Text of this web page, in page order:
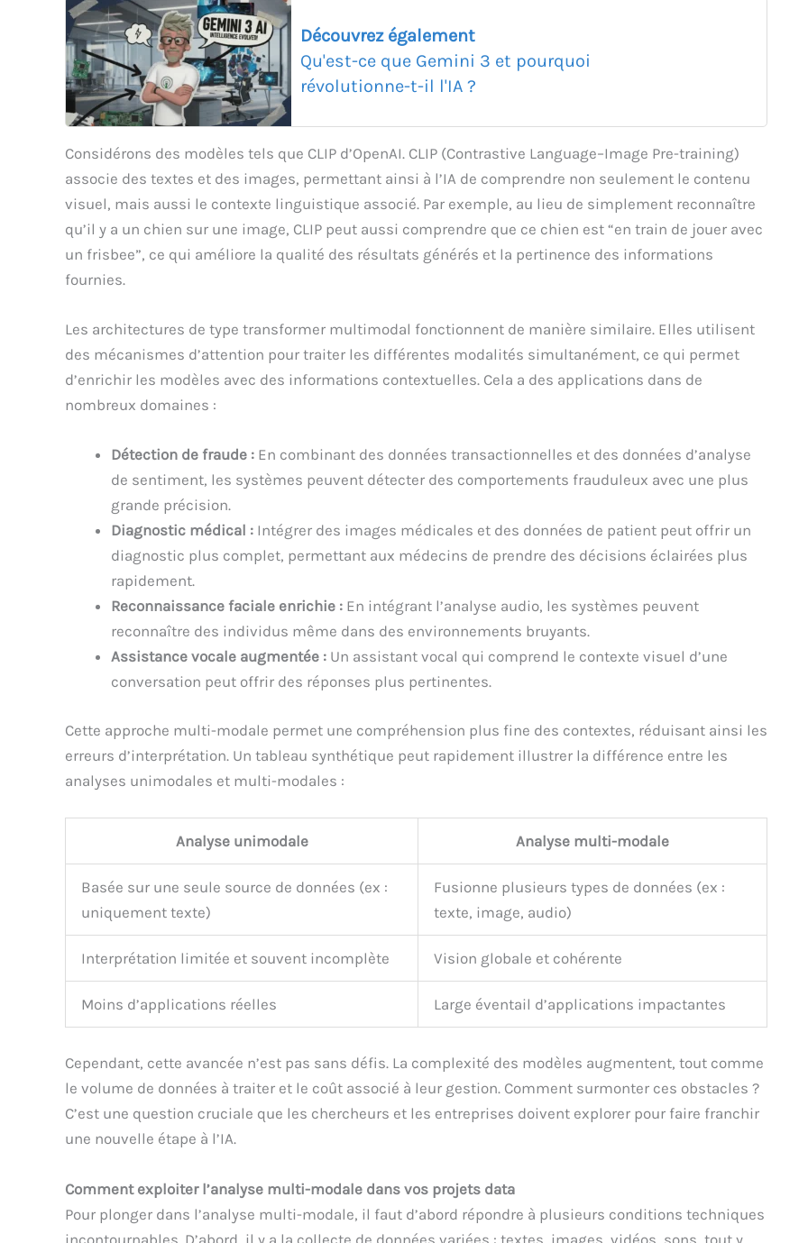
Découvrez également
Qu'est-ce que Gemini 3 et pourquoi
révolutionne-t-il l'IA ?
Considérons des modèles tels que CLIP d’OpenAI. CLIP (Contrastive Language–Image Pre-training)
associe des textes et des images, permettant ainsi à l’IA de comprendre non seulement le contenu
visuel, mais aussi le contexte linguistique associé. Par exemple, au lieu de simplement reconnaître
qu’il y a un chien sur une image, CLIP peut aussi comprendre que ce chien est “en train de jouer avec
un frisbee”, ce qui améliore la qualité des résultats générés et la pertinence des informations
fournies.
Les architectures de type transformer multimodal fonctionnent de manière similaire. Elles utilisent
des mécanismes d’attention pour traiter les différentes modalités simultanément, ce qui permet
d’enrichir les modèles avec des informations contextuelles. Cela a des applications dans de
nombreux domaines :
Détection de fraude : En combinant des données transactionnelles et des données d’analyse
de sentiment, les systèmes peuvent détecter des comportements frauduleux avec une plus
grande précision.
Diagnostic médical : Intégrer des images médicales et des données de patient peut offrir un
diagnostic plus complet, permettant aux médecins de prendre des décisions éclairées plus
rapidement.
Reconnaissance faciale enrichie : En intégrant l’analyse audio, les systèmes peuvent
reconnaître des individus même dans des environnements bruyants.
Assistance vocale augmentée : Un assistant vocal qui comprend le contexte visuel d’une
conversation peut offrir des réponses plus pertinentes.
Cette approche multi-modale permet une compréhension plus fine des contextes, réduisant ainsi les
erreurs d’interprétation. Un tableau synthétique peut rapidement illustrer la différence entre les
analyses unimodales et multi-modales :
Analyse unimodale Analyse multi-modale
Basée sur une seule source de données (ex :
uniquement texte)
Fusionne plusieurs types de données (ex :
texte, image, audio)
Interprétation limitée et souvent incomplète Vision globale et cohérente
Moins d’applications réelles Large éventail d’applications impactantes
Cependant, cette avancée n’est pas sans défis. La complexité des modèles augmentent, tout comme
le volume de données à traiter et le coût associé à leur gestion. Comment surmonter ces obstacles ?
C’est une question cruciale que les chercheurs et les entreprises doivent explorer pour faire franchir
une nouvelle étape à l’IA.
Comment exploiter l’analyse multi-modale dans vos projets data
Pour plonger dans l’analyse multi-modale, il faut d’abord répondre à plusieurs conditions techniques
incontournables. D’abord, il y a la collecte de données variées : textes, images, vidéos, sons, tout y